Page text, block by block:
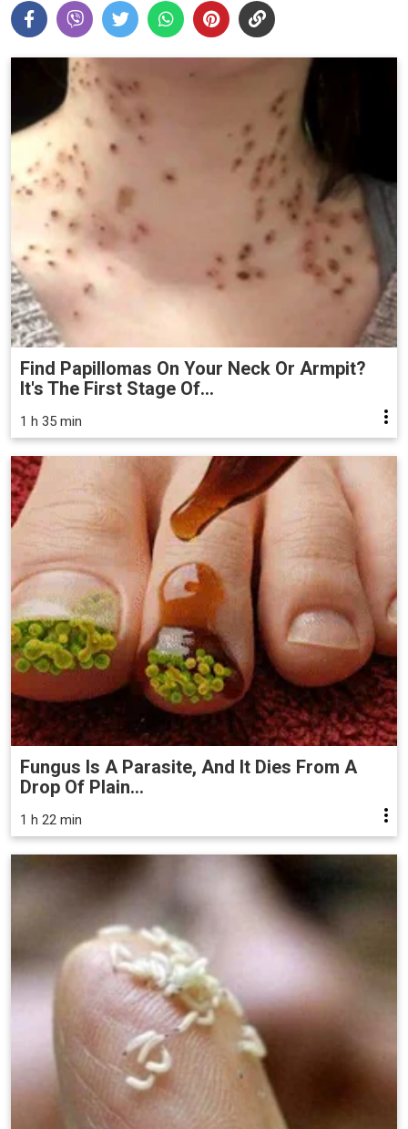
Find Papillomas On Your Neck Or Armpit?
It's The First Stage Of...
1 h 35 min
Fungus Is A Parasite, And It Dies From A
Drop Of Plain...
1 h 22 min